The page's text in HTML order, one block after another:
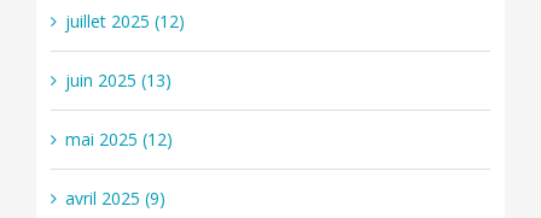
juillet 2025 (12)
juin 2025 (13)
mai 2025 (12)
avril 2025 (9)